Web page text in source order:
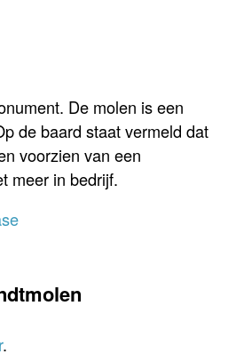
De molen is een
de baard staat vermeld dat
voorzien van een
meer in bedrijf.
.